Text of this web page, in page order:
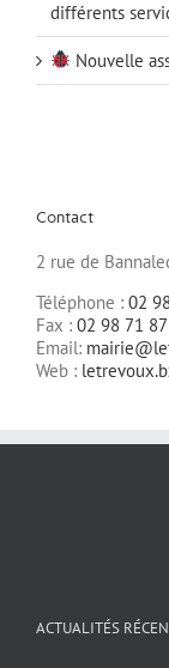
différents
Nouvelle
Contact
2 rue de
Téléphone : 02
Fax : 02 98 71
Email:
Web :
ACTUALITÉS